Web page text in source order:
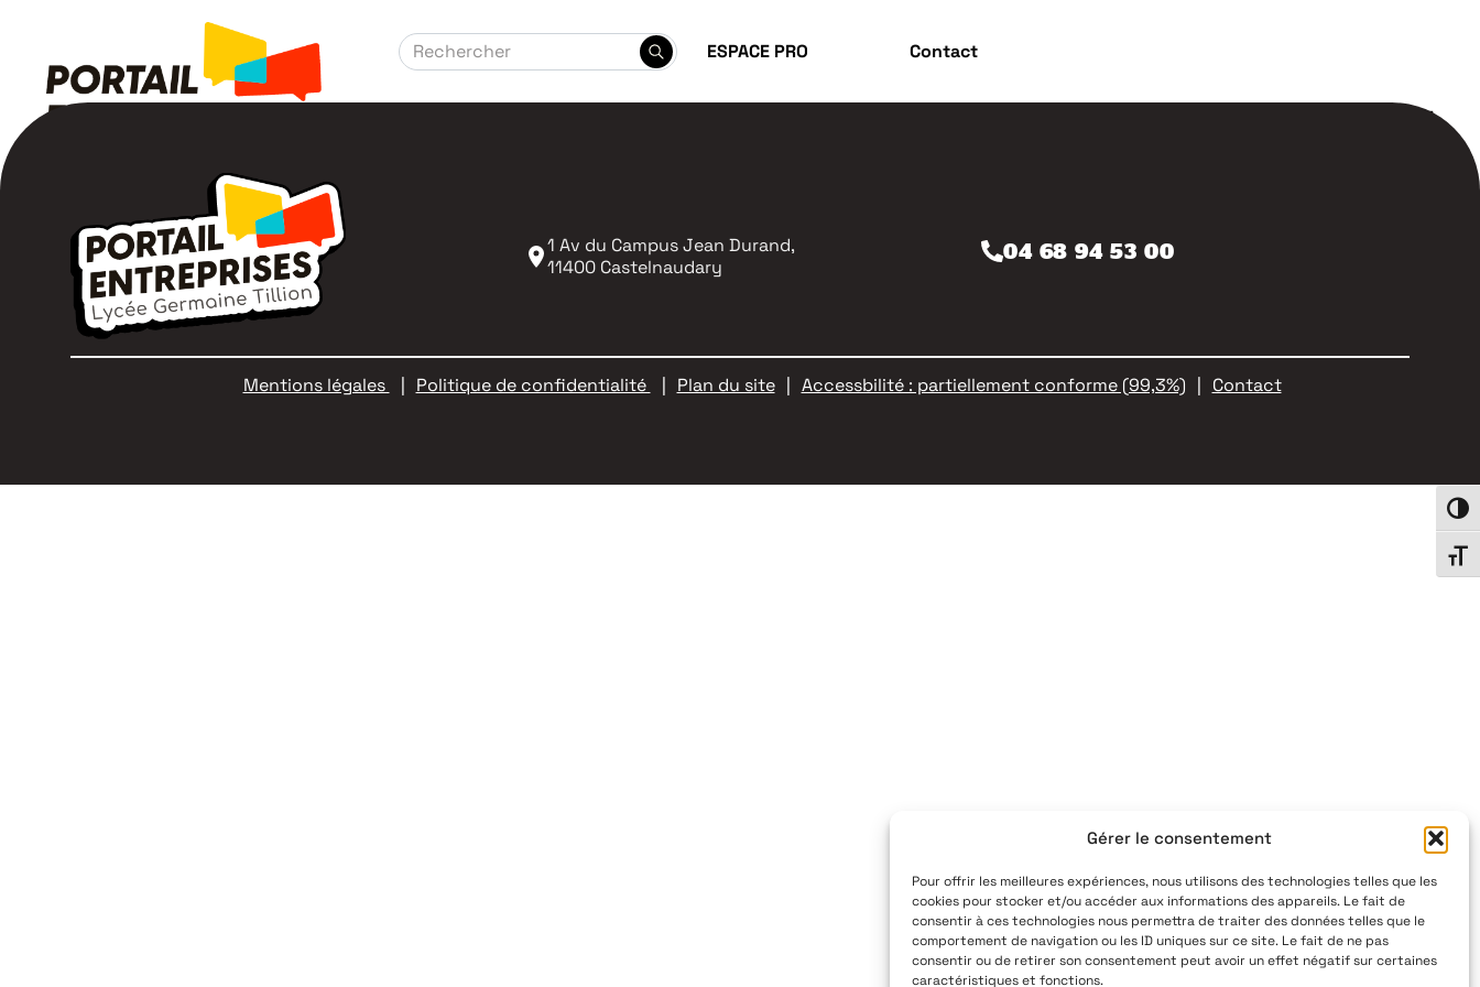
Gérer le consentement
Pour offrir les meilleures expériences, nous utilisons des technologies telles que les
cookies pour stocker et/ou accéder aux informations des appareils. Le fait de
consentir à ces technologies nous permettra de traiter des données telles que le
comportement de navigation ou les ID uniques sur ce site. Le fait de ne pas
consentir ou de retirer son consentement peut avoir un effet négatif sur certaines
caractéristiques et fonctions.
ESPACE PRO Contact
VAE
1 Av du Campus Jean Durand,
11400 Castelnaudary
04 68 94 53 00
Mentions légales Politique de confidentialité Plan du site Accessbilité : partiellement conforme (99,3%) Contact